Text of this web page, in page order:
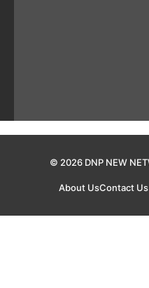
© 2026 DNP NEW
About UsContact Us